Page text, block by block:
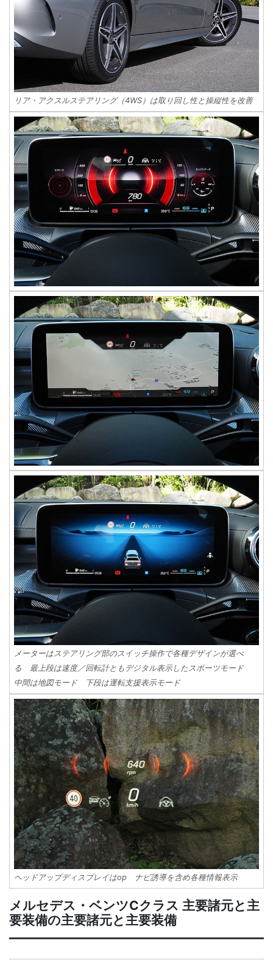
リア・アクスルステアリング（4WS）は取り回し性と操縦性を改善
メーターはステアリング部のスイッチ操作で各種デザインが選べ
る 最上段は速度／回転計ともデジタル表示したスポーツモード
中間は地図モード 下段は運転支援表示モード
ヘッドアップディスプレイはop ナビ誘導を含め各種情報表示
メルセデス・ベンツCクラス 主要諸元と主
要装備の主要諸元と主要装備